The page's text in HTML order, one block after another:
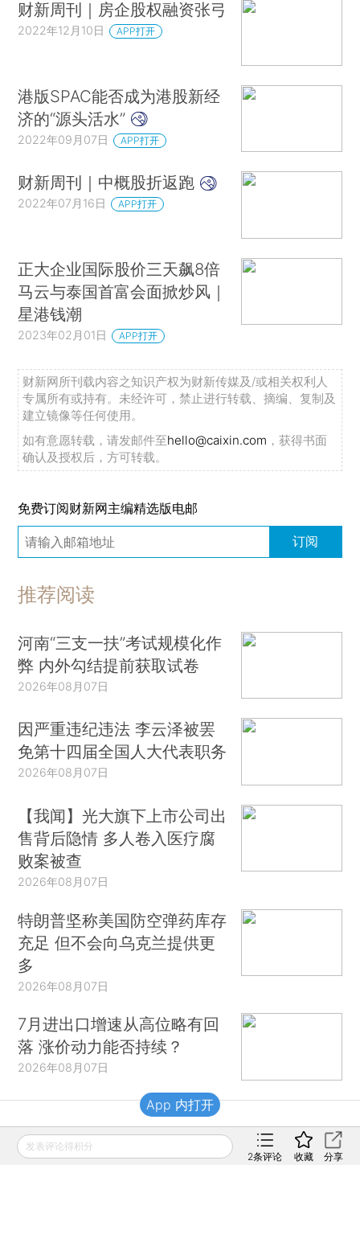
财新周刊｜房企股权融资张弓
2022年12月10日 APP打开
港版SPAC能否成为港股新经
济的“源头活水”
2022年09月07日 APP打开
财新周刊｜中概股折返跑
2022年07月16日 APP打开
正大企业国际股价三天飙8倍
马云与泰国首富会面掀炒风｜
星港钱潮
2023年02月01日 APP打开
财新网所刊载内容之知识产权为财新传媒及/或相关权利人
专属所有或持有。未经许可，禁止进行转载、摘编、复制及
建立镜像等任何使用。
如有意愿转载，请发邮件至hello@caixin.com ，获得书面
确认及授权后，方可转载。
免费订阅财新网主编精选版电邮
订阅
推荐阅读
河南“三支一扶”考试规模化作
弊 内外勾结提前获取试卷
2026年08月07日
因严重违纪违法 李云泽被罢
免第十四届全国人大代表职务
2026年08月07日
【我闻】光大旗下上市公司出
售背后隐情 多人卷入医疗腐
败案被查
2026年08月07日
特朗普坚称美国防空弹药库存
充足 但不会向乌克兰提供更
多
2026年08月07日
7月进出口增速从高位略有回
落 涨价动力能否持续？
2026年08月07日
财新移动
发表评论得积分
2条评论 收藏 分享
App 内打开